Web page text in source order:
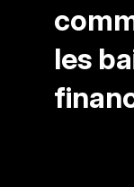
les